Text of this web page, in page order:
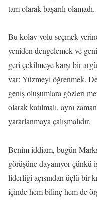
tam olarak başarılı olamadı.
Bu kolay yolu seçmek
yeniden dengelemek ve
geri çekilmeye karşı bir
var: Yüzmeyi öğrenmek.
geniş oluşumlara gözleri
olarak katılmalı, aynı
yararlanmaya çalışmalıdır.
Benim iddiam, bugün
görüşüne dayanıyor çünkü
liderliği açısından üçlü bir
içinde hem bilinç hem de